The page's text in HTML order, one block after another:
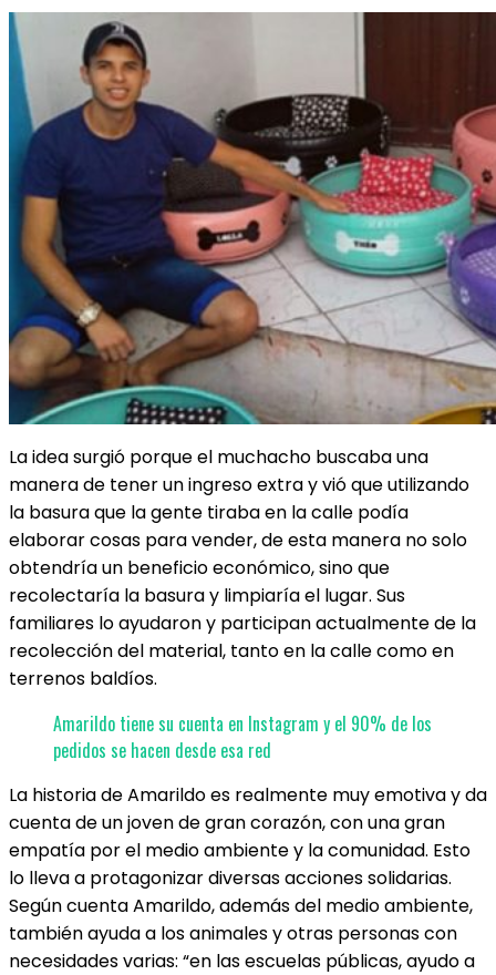
La idea surgió porque el muchacho buscaba una
manera de tener un ingreso extra y vió que utilizando
la basura que la gente tiraba en la calle podía
elaborar cosas para vender, de esta manera no solo
obtendría un beneficio económico, sino que
recolectaría la basura y limpiaría el lugar. Sus
familiares lo ayudaron y participan actualmente de la
recolección del material, tanto en la calle como en
terrenos baldíos.
Amarildo tiene su cuenta en Instagram y el 90% de los
pedidos se hacen desde esa red
La historia de Amarildo es realmente muy emotiva y da
cuenta de un joven de gran corazón, con una gran
empatía por el medio ambiente y la comunidad. Esto
lo lleva a protagonizar diversas acciones solidarias.
Según cuenta Amarildo, además del medio ambiente,
también ayuda a los animales y otras personas con
necesidades varias: “en las escuelas públicas, ayudo a